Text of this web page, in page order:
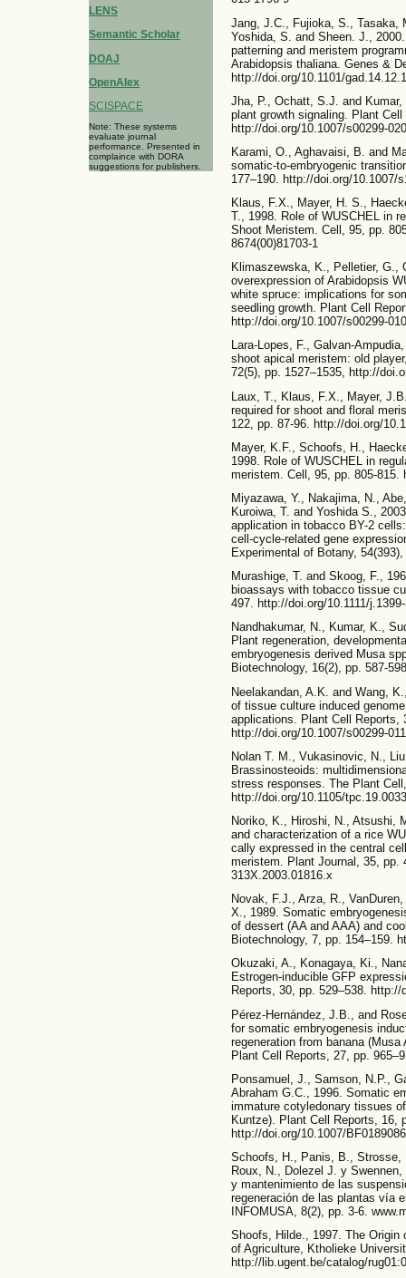
LENS
Semantic Scholar
DOAJ
OpenAlex
SCISPACE
Note: These systems
evaluate journal
performance. Presented in
complaince with DORA
suggestions for publishers.
Jang, J.C., Fujioka, S., Tasaka,
Yoshida, S. and Sheen. J.,
patterning and meristem
Arabidopsis thaliana. Genes &
http://doi.org/10.1101/
Jha, P., Ochatt, S.J. and
plant growth signaling. Plant
http://doi.org/10.1007/s00299-
Karami, O., Aghavaisi, B. and
somatic-to-embryogenic
177–190. http://doi.org/10.1007/
Klaus, F.X., Mayer, H. S.,
T., 1998. Role of WUSCHEL in
Shoot Meristem. Cell, 95, pp.
8674(00)81703-1
Klimaszewska, K., Pelletier, G.,
overexpression of Arabidopsis
white spruce: implications for
seedling growth. Plant Cell
http://doi.org/10.1007/s00299-
Lara-Lopes, F., Galvan-
shoot apical meristem: old
72(5), pp. 1527–1535, http://
Laux, T., Klaus, F.X., Mayer,
required for shoot and floral
122, pp. 87-96. http://doi.org/
Mayer, K.F., Schoofs, H.,
1998. Role of WUSCHEL in
meristem. Cell, 95, pp. 805-815.
Miyazawa, Y., Nakajima, N.,
Kuroiwa, T. and Yoshida S.,
application in tobacco BY-2
cell-cycle-related gene
Experimental of Botany,
Murashige, T. and Skoog, F.,
bioassays with tobacco tissue
497. http://doi.org/10.1111/
Nandhakumar, N., Kumar, K.,
Plant regeneration,
embryogenesis derived Musa
Biotechnology, 16(2), pp. 587-
Neelakandan, A.K. and Wang,
of tissue culture induced
applications. Plant Cell Reports,
http://doi.org/10.1007/s00299-
Nolan T. M., Vukasinovic, N.,
Brassinosteoids:
stress responses. The Plant
http://doi.org/10.1105/
Noriko, K., Hiroshi, N., Atsushi,
and characterization of a rice
cally expressed in the central
meristem. Plant Journal, 35, pp.
313X.2003.01816.x
Novak, F.J., Arza, R.,
X., 1989. Somatic
of dessert (AA and AAA) and
Biotechnology, 7, pp. 154–159.
Okuzaki, A., Konagaya, Ki.,
Estrogen-inducible GFP
Reports, 30, pp. 529–538. http://
Pérez-Hernández, J.B., and
for somatic embryogenesis
regeneration from banana (Musa
Plant Cell Reports, 27, pp.
Ponsamuel, J., Samson, N.P.,
Abraham G.C., 1996. Somatic
immature cotyledonary tissues
Kuntze). Plant Cell Reports, 16,
http://doi.org/10.1007/
Schoofs, H., Panis, B., Strosse,
Roux, N., Dolezel J. y
y mantenimiento de las
regeneración de las plantas vía
INFOMUSA, 8(2), pp. 3-6.
Shoofs, Hilde., 1997. The
of Agriculture, Ktholieke
http://lib.ugent.be/catalog/